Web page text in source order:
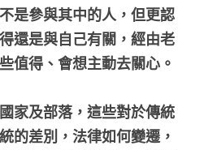
是參與其中的人，但更認
還是與自己有關，經由老
值得、會想主動去關心。
家及部落，這些對於傳統
的差別，法律如何變遷，